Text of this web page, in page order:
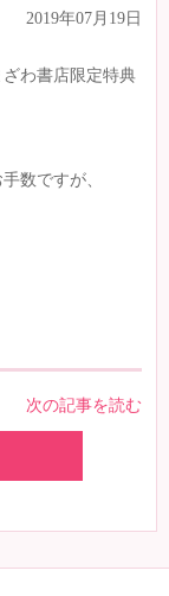
2019年07月19日
ざわ書店限定特典
数ですが、
次の記事を読む